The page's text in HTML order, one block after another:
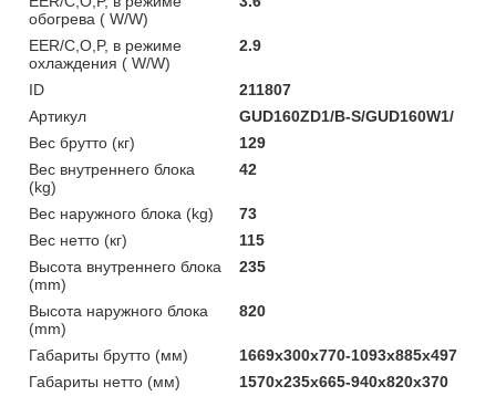
обогрева ( W/W)
EER/C,O,P, в режиме
охлаждения ( W/W)
2.9
ID
211807
Артикул
GUD160ZD1/B-S/GUD160W1/
Вес брутто (кг)
129
Вес внутреннего блока
(kg)
42
Вес наружного блока (kg)
73
Вес нетто (кг)
115
Высота внутреннего блока
(mm)
235
Высота наружного блока
(mm)
820
Габариты брутто (мм)
1669x300x770-1093x885x497
Габариты нетто (мм)
1570x235x665-940x820x370